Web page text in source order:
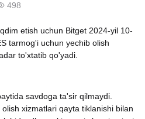
498
etish uchun Bitget 2024-yil 10-
tarmog'i uchun yechib olish
to'xtatib qo'yadi.
savdoga ta'sir qilmaydi.
xizmatlari qayta tiklanishi bilan